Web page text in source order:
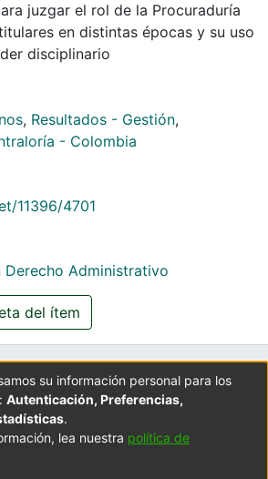
juzgar el rol de la Procuraduría
en distintas épocas y su uso
disciplinario
, Resultados - Gestión,
- Colombia
11396/4701
Derecho Administrativo
del ítem
LA GRAN COLOMBIA
12B - 40. PBX: 3276999
Gran Colombia - Bogotá D.C.
Colombia.
su información personal para los
Autenticación, Preferencias,
.
lea nuestra política de